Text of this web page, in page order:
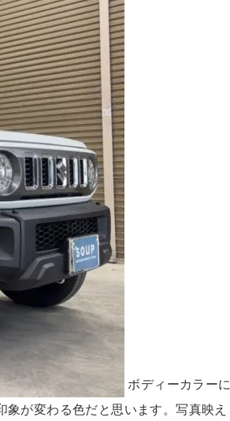
ボディーカラーに
象が変わる色だと思います。写真映え